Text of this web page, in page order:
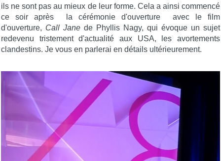
ils ne sont pas au mieux de leur forme. Cela a ainsi commencé
ce soir après la cérémonie d'ouverture avec le film
d'ouverture, Call Jane de Phyllis Nagy, qui évoque un sujet
redevenu tristement d'actualité aux USA, les avortements
clandestins. Je vous en parlerai en détails ultérieurement.